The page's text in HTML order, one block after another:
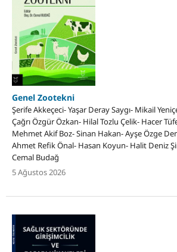
Genel Zootekni
Şerife Akkeçeci- Yaşar Deray Saygı- Mikail
Çağrı Özgür Özkan- Hilal Tozlu Çelik- Hacer
Mehmet Akif Boz- Sinan Hakan- Ayşe Özge
Ahmet Refik Önal- Hasan Koyun- Halit Deniz
Cemal Budağ
5 Ağustos 2026